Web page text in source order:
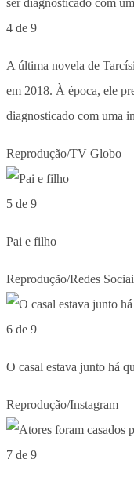
4 de 9
A última novela de
em 2018. À época, ele
diagnosticado com uma
Reprodução/TV Globo
5 de 9
Pai e filho
Reprodução/Redes
6 de 9
O casal estava junto há
Reprodução/Instagram
7 de 9